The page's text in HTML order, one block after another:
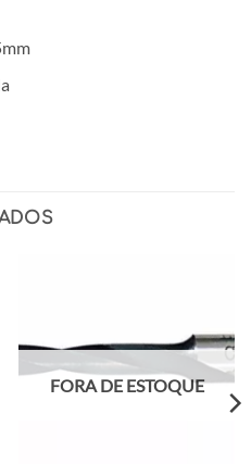
FORA DE ESTOQUE